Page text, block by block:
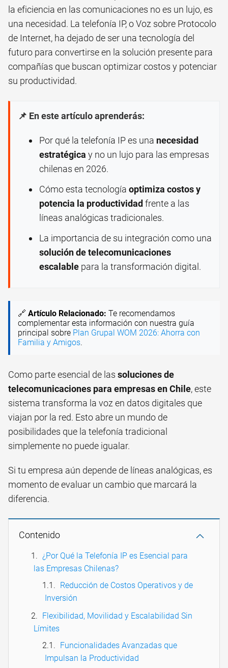
la eficiencia en las comunicaciones no es un lujo, es
una necesidad. La telefonía IP, o Voz sobre Protocolo
de Internet, ha dejado de ser una tecnología del
futuro para convertirse en la solución presente para
compañías que buscan optimizar costos y potenciar
su productividad.
📌 En este artículo aprenderás:
Por qué la telefonía IP es una necesidad
estratégica y no un lujo para las empresas
chilenas en 2026.
Cómo esta tecnología optimiza costos y
potencia la productividad frente a las
líneas analógicas tradicionales.
La importancia de su integración como una
solución de telecomunicaciones
escalable para la transformación digital.
🔗 Artículo Relacionado: Te recomendamos
complementar esta información con nuestra guía
principal sobre Plan Grupal WOM 2026: Ahorra con
Familia y Amigos.
Como parte esencial de las soluciones de
telecomunicaciones para empresas en Chile, este
sistema transforma la voz en datos digitales que
viajan por la red. Esto abre un mundo de
posibilidades que la telefonía tradicional
simplemente no puede igualar.
Si tu empresa aún depende de líneas analógicas, es
momento de evaluar un cambio que marcará la
diferencia.
Contenido
¿Por Qué la Telefonía IP es Esencial para
las Empresas Chilenas?
Reducción de Costos Operativos y de
Inversión
Flexibilidad, Movilidad y Escalabilidad Sin
Límites
Funcionalidades Avanzadas que
Impulsan la Productividad